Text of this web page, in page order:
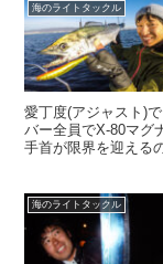
海のライトタックル
愛丁度(アジャスト)
バー全員でX-80マグ
手首が限界を迎える
海のライトタックル